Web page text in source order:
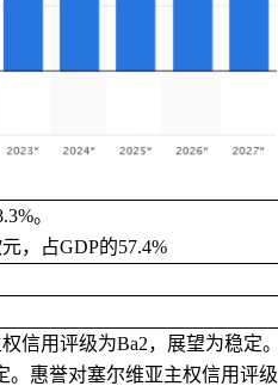
。
， 占GDP的57.4%
权信用评级为Ba2，展望为稳定。
。惠誉对塞尔维亚主权信用评级